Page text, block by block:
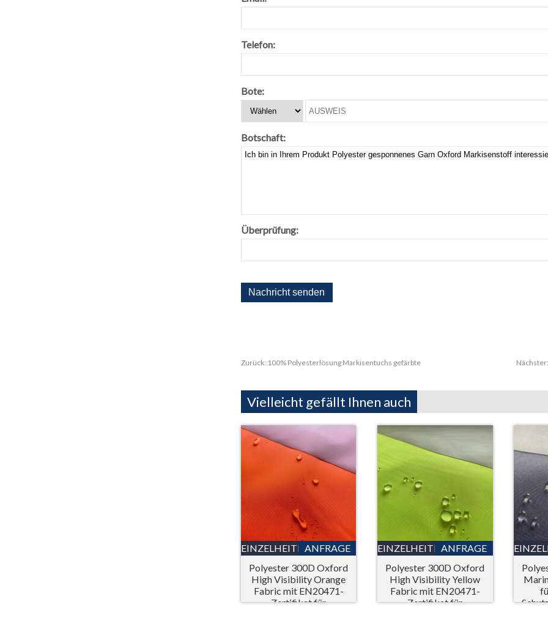
Telefon:
Bote:
Botschaft:
Überprüfung:
Zurück: 100% Polyesterlösung Markisentuchs gefärbte Nächster:
Vielleicht gefällt Ihnen auch
EINZELHEITENANFRAGE
Polyester 300D Oxford
High Visibility Orange
Fabric mit EN20471-
Zertifikat für
EINZELHEITENANFRAGE
Polyester 300D Oxford
High Visibility Yellow
Fabric mit EN20471-
Zertifikat für